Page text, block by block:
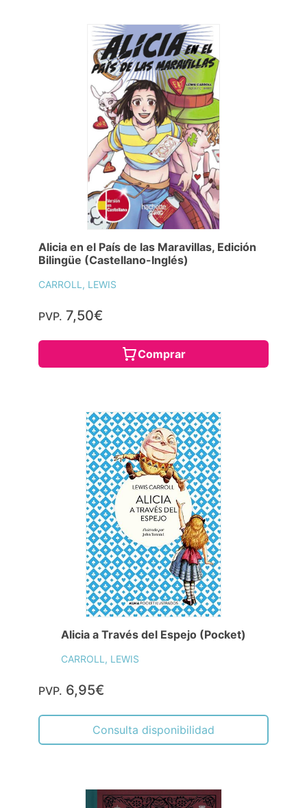
Alicia en el País de las Maravillas, Edición
Bilingüe (Castellano-Inglés)
CARROLL, LEWIS
PVP. 7,50€
Comprar
Alicia a Través del Espejo (Pocket)
CARROLL, LEWIS
PVP. 6,95€
Consulta disponibilidad